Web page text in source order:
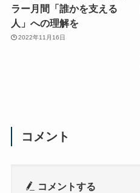
ラー月間「誰かを支える
人」への理解を
2022年11月16日
コメント
コメントする